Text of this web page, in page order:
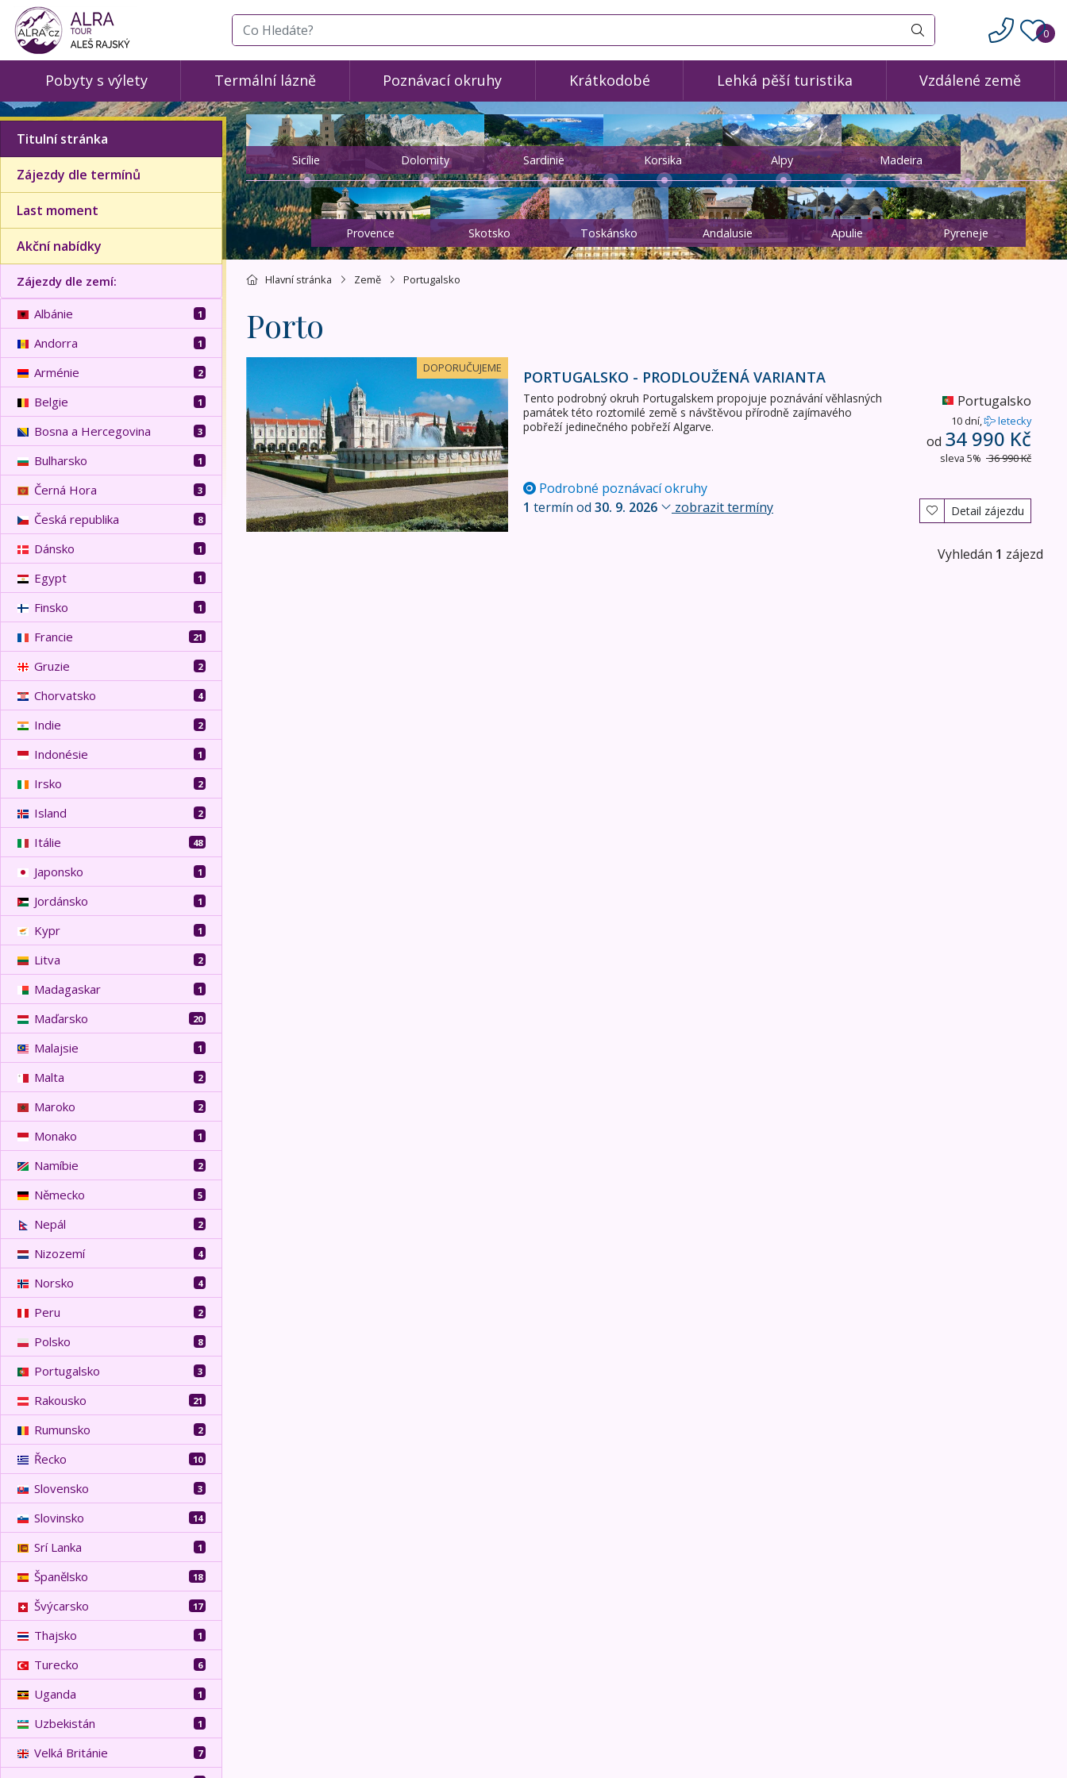
co hledáte
Vyhledat
0
Pobyty s výlety Termální lázně Poznávací okruhy Krátkodobé Lehká pěší turistika Vzdálené země
Titulní stránka
Zájezdy dle termínů
Last moment
Akční nabídky
Zájezdy dle zemí:
Albánie 1
Andorra 1
Arménie 2
Belgie 1
Bosna a Hercegovina 3
Bulharsko 1
Černá Hora 3
Česká republika 8
Dánsko 1
Egypt 1
Finsko 1
Francie 21
Gruzie 2
Chorvatsko 4
Indie 2
Indonésie 1
Irsko 2
Island 2
Itálie 48
Japonsko 1
Jordánsko 1
Kypr 1
Litva 2
Madagaskar 1
Maďarsko 20
Malajsie 1
Malta 2
Maroko 2
Monako 1
Namíbie 2
Německo 5
Nepál 2
Nizozemí 4
Norsko 4
Peru 2
Polsko 8
Portugalsko 3
Rakousko 21
Rumunsko 2
Řecko 10
Slovensko 3
Slovinsko 14
Srí Lanka 1
Španělsko 18
Švýcarsko 17
Thajsko 1
Turecko 6
Uganda 1
Uzbekistán 1
Velká Británie 7
Sicílie Dolomity Sardinie Korsika Alpy Madeira
Provence Skotsko Toskánsko Andalusie Apulie Pyreneje
Hlavní stránka Země Portugalsko
Porto
DOPORUČUJEME
Portugalsko - prodloužená varianta
PORTUGALSKO - PRODLOUŽENÁ VARIANTA
Tento podrobný okruh Portugalskem propojuje poznávání věhlasných
památek této roztomilé země s návštěvou přírodně zajímavého
pobřeží jedinečného pobřeží Algarve.
Portugalsko
10 dní, letecky
od 34 990 Kč
sleva 5% 36 990 Kč
Podrobné poznávací okruhy
1 termín od 30. 9. 2026 zobrazit termíny Detail zájezdu
Vyhledán 1 zájezd